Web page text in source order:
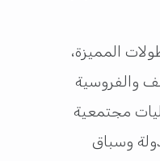
المميزة،
والفروسية
مجتمعية
وسباق